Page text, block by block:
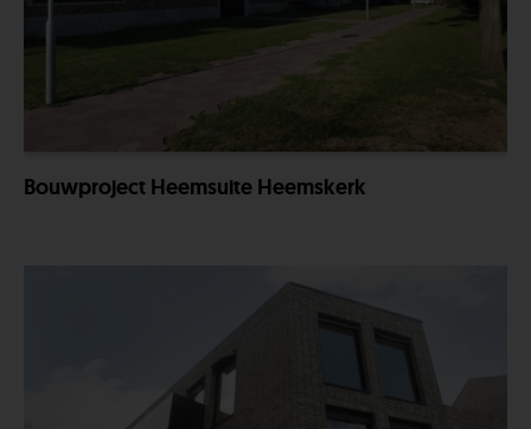
Bouwproject Heemsuite Heemskerk